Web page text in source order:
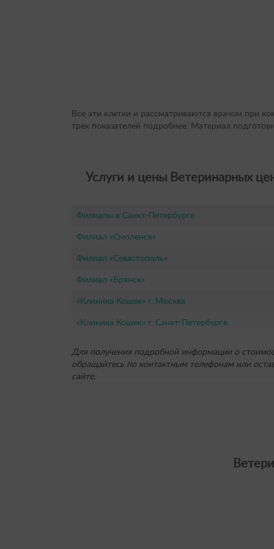
Все эти клетки и рассматриваются врачом при
трёх показателей подробнее. Материал
Услуги и цены Ветеринарных
Филиалы в Санкт-Петербурге
Филиал «Смоленск»
Филиал «Севастополь»
Филиал «Брянск»
«Клиника Кошек» г. Москва
«Клиника Кошек» г. Санкт-Петербурге
Для получения подробной информации о
обращайтесь по контактным телефонам или
сайте.